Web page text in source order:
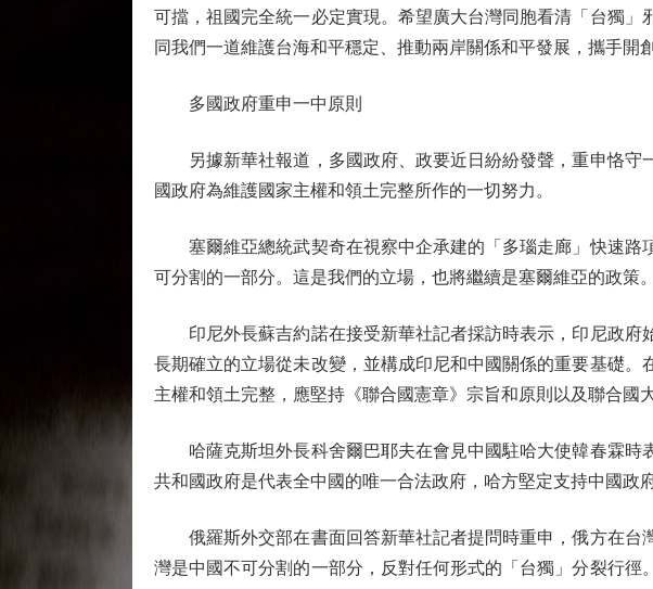
可擋，祖國完全統一必定實現。希望廣大台灣同胞看清「台獨
同我們一道維護台海和平穩定、推動兩岸關係和平發展，攜手開
多國政府重申一中原則
另據新華社報道，多國政府、政要近日紛紛發聲，重申恪守
國政府為維護國家主權和領土完整所作的一切努力。
塞爾維亞總統武契奇在視察中企承建的「多瑙走廊」快速路
可分割的一部分。這是我們的立場，也將繼續是塞爾維亞的政策。
印尼外長蘇吉約諾在接受新華社記者採訪時表示，印尼政府
長期確立的立場從未改變，並構成印尼和中國關係的重要基礎
主權和領土完整，應堅持《聯合國憲章》宗旨和原則以及聯合國
哈薩克斯坦外長科舍爾巴耶夫在會見中國駐哈大使韓春霖時
共和國政府是代表全中國的唯一合法政府，哈方堅定支持中國政
俄羅斯外交部在書面回答新華社記者提問時重申，俄方在台
灣是中國不可分割的一部分，反對任何形式的「台獨」分裂行